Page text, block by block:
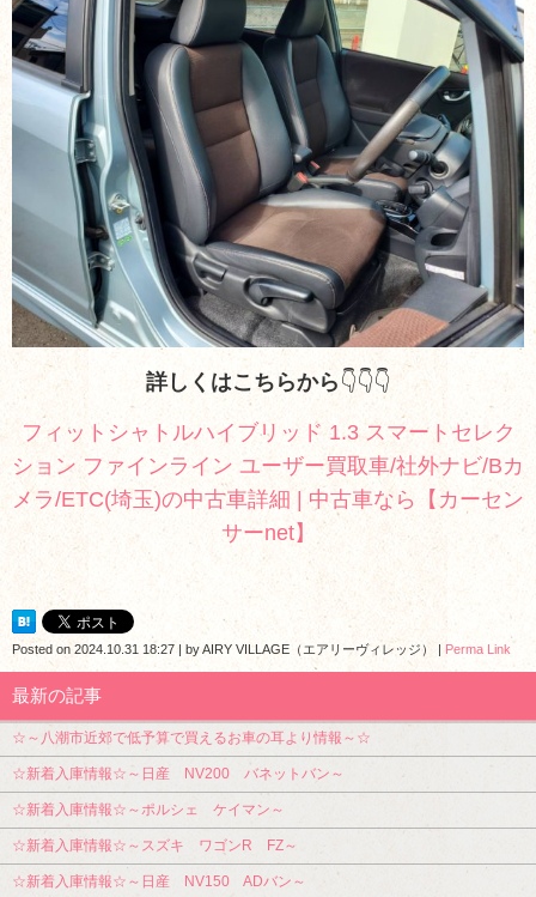
詳しくはこちらから 👇👇👇
フィットシャトルハイブリッド 1.3 スマートセレク
ション ファインライン ユーザー買取車/社外ナビ/Bカ
メラ/ETC(埼玉)の中古車詳細 | 中古車なら【カーセン
サーnet】
Posted on 2024.10.31 18:27 | byAIRY VILLAGE（エアリーヴィレッジ） | Perma Link
最新の記事
☆～八潮市近郊で低予算で買えるお車の耳より情報～☆
☆新着入庫情報☆～日産 NV200 バネットバン～
☆新着入庫情報☆～ポルシェ ケイマン～
☆新着入庫情報☆～スズキ ワゴンR FZ～
☆新着入庫情報☆～日産 NV150 ADバン～